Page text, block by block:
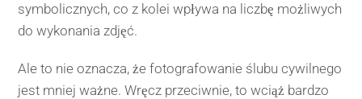
symbolicznych, co z kolei wpływa na liczbę możliwych
do wykonania zdjęć.
Ale to nie oznacza, że fotografowanie ślubu cywilnego
jest mniej ważne. Wręcz przeciwnie, to wciąż bardzo